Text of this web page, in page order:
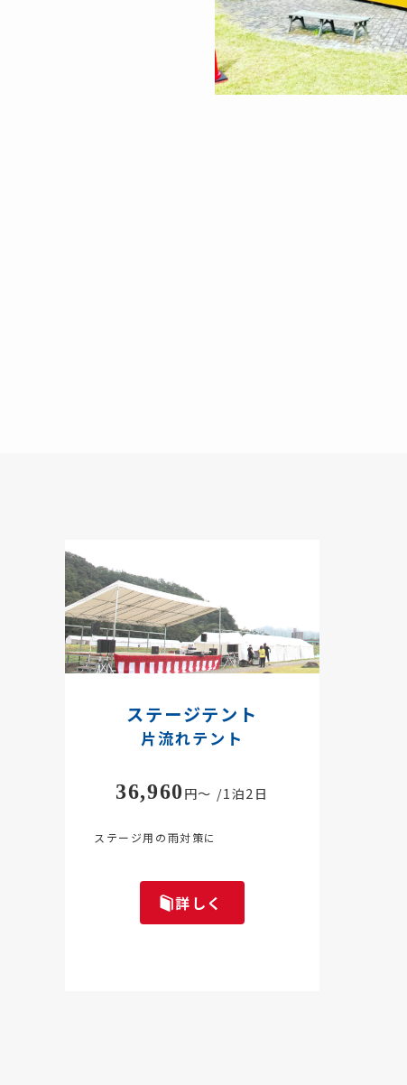
ステージテント
片流れテント
36,960円～ /1泊2日
ステージ用の雨対策に
詳しく